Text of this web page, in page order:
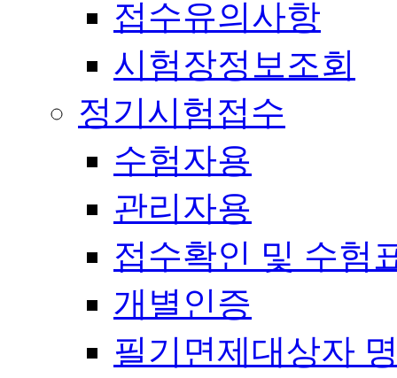
접수유의사항
시험장정보조회
정기시험접수
수험자용
관리자용
접수확인 및 수험
개별인증
필기면제대상자